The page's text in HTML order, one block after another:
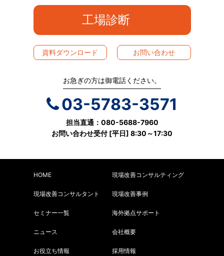
工場診断
資料ダウンロード お問い合わせ
お急ぎの方は御電話ください。
03-5783-3571
担当直通：080-5688-7960
お問い合わせ受付 [平日] 8:30～17:30
HOME 現場改善コンサルティング
現場改善コンサルタント 現場改善事例
セミナー一覧 海外拠点サポート
ニュース 会社概要
お役立ち情報 採用情報